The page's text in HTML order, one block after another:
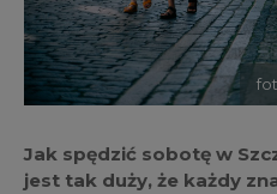
Jak spędzić sobotę w
jest tak duży, że każdy